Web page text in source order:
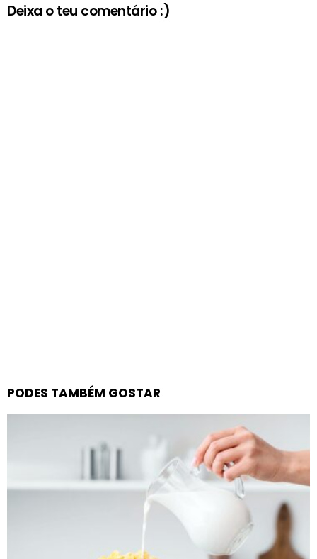
Deixa o teu comentário :)
PODES TAMBÉM GOSTAR